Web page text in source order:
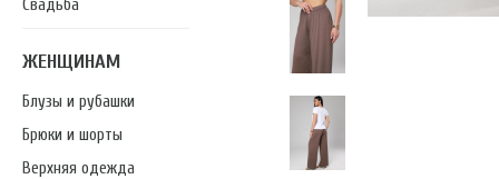
Свадьба
ЖЕНЩИНАМ
Блузы и рубашки
Брюки и шорты
Верхняя одежда